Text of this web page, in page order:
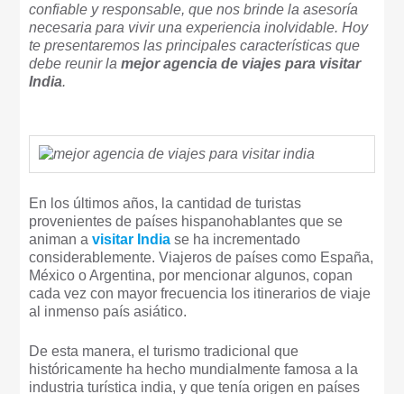
confiable y responsable, que nos brinde la asesoría
necesaria para vivir una experiencia inolvidable. Hoy
te presentaremos las principales características que
debe reunir lamejor agencia de viajes para visitar
India.
En los últimos años, la cantidad de turistas
provenientes de países hispanohablantes que se
animan avisitar India se ha incrementado
considerablemente. Viajeros de países como España,
México o Argentina, por mencionar algunos, copan
cada vez con mayor frecuencia los itinerarios de viaje
al inmenso país asiático.
De esta manera, el turismo tradicional que
históricamente ha hecho mundialmente famosa a la
industria turística india, y que tenía origen en países